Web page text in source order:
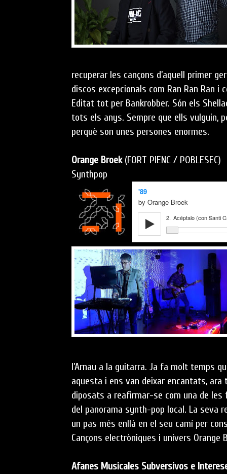
recuperar les cançons d’aquell primer
discos excepcionals com Ran Ran Ran i
Editat tot per Bankrobber. Són els
tots els anys. Sempre que ells vulguin,
perquè son unes persones enormes.
Orange Broek(FORT PIENC / POBLESEC)
Synthpop
l’Arnau a la guitarra. Ja fa molt temps
aquesta i ens van deixar encantats, ara
diposats a reafirmar-se com una de
del panorama synth-pop local. La seva
un pas més enllà en el seu camí per
Cançons electròniques i univers Orange
Afanes Musicales Subversivos e